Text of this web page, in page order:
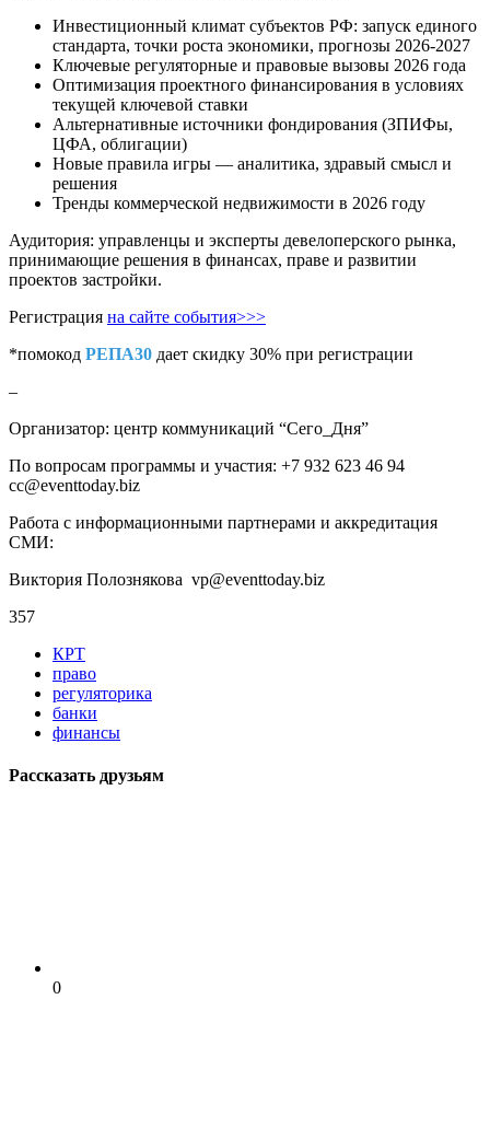
Инвестиционный климат субъектов РФ: запуск единого
стандарта, точки роста экономики, прогнозы 2026-2027
Ключевые регуляторные и правовые вызовы 2026 года
Оптимизация проектного финансирования в условиях
текущей ключевой ставки
Альтернативные источники фондирования (ЗПИФы,
ЦФА, облигации)
Новые правила игры — аналитика, здравый смысл и
решения
Тренды коммерческой недвижимости в 2026 году
Аудитория: управленцы и эксперты девелоперского рынка,
принимающие решения в финансах, праве и развитии
проектов застройки.
Регистрация на сайте события>>>
*помокод РЕПА30 дает скидку 30% при регистрации
–
Организатор: центр коммуникаций “Сего_Дня”
По вопросам программы и участия: +7 932 623 46 94
cc@eventtoday.biz
Работа с информационными партнерами и аккредитация
СМИ:
Виктория Полознякова vp@eventtoday.biz
357
КРТ
право
регуляторика
банки
финансы
Рассказать друзьям
0